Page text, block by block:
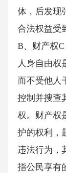
体，后发现
合法权益受
B、财产权
人身自由权
而不受他人
控制并搜查
权。财产权
护的权利，
违法行为，
指公民享有